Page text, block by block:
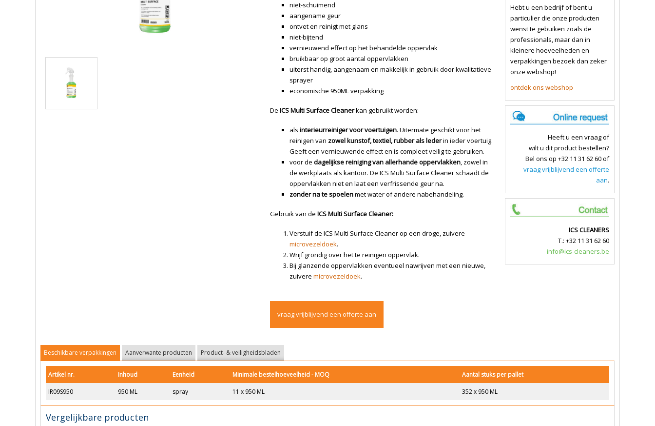
Hebt u een bedrijf of bent u
particulier die onze producten
wenst te gebuiken zoals de
professionals, maar dan in
kleinere hoeveelheden en
verpakkingen bezoek dan zeker
onze webshop!
ontdek ons webshop
Heeft u een vraag of
wilt u dit product bestellen?
Bel ons op +32 11 31 62 60 of
vraag vrijblijvend een offerte
aan.
ICS CLEANERS
T.: +32 11 31 62 60
info@ics-cleaners.be
niet-schuimend
aangename geur
ontvet en reinigt met glans
niet-bijtend
vernieuwend effect op het behandelde oppervlak
bruikbaar op groot aantal oppervlakken
uiterst handig, aangenaam en makkelijk in gebruik door kwalitatieve
sprayer
economische 950ML verpakking
DeICS Multi Surface Cleanerkan gebruikt worden:
alsinterieurreiniger voor voertuigen. Uitermate geschikt voor het
reinigen van zowel kunstof, textiel, rubber als lederin ieder voertuig.
Geeft een vernieuwende effect en is compleet veilig te gebruiken.
voor dedagelijkse reiniging van allerhande oppervlakken, zowel in
de werkplaats als kantoor. De ICS Multi Surface Cleaner schaadt de
oppervlakken niet en laat een verfrissende geur na.
zonder na te spoelenmet water of andere nabehandeling.
Gebruik van deICS Multi Surface Cleaner:
Verstuif de ICS Multi Surface Cleaner op een droge, zuivere
microvezeldoek.
Wrijf grondig over het te reinigen oppervlak.
Bij glanzende oppervlakken eventueel nawrijven met een nieuwe,
zuiveremicrovezeldoek.
vraag vrijblijvend een offerte aan
Beschikbare verpakkingen Aanverwante producten Product- & veiligheidsbladen
Artikel nr. Inhoud Eenheid Minimale bestelhoeveelheid - MOQ Aantal stuks per pallet
IR09S950 950 ML spray 11 x 950 ML 352 x 950 ML
Vergelijkbare producten